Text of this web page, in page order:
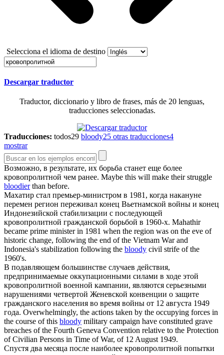
Selecciona el idioma de destino
Descargar traductor
Traductor, diccionario y libro de frases, más de 20 lenguas,
traducciones seleccionadas.
Traducciones: todos29 bloody25 otras traducciones4
mostrar
Возможно, в результате, их борьба станет еще более
кровопролитной чем ранее. Maybe this will make their struggle
bloodierthan before.
Махатир стал премьер-министром в 1981, когда накануне
перемен регион переживал конец Вьетнамской войны и конец
Индонезийской стабилизации с последующей
кровопролитной гражданской борьбой в 1960-х. Mahathir
became prime minister in 1981 when the region was on the eve of
historic change, following the end of the Vietnam War and
Indonesia's stabilization following the bloody civil strife of the
1960's.
В подавляющем большинстве случаев действия,
предпринимаемые оккупационными силами в ходе этой
кровопролитной военной кампании, являются серьезными
нарушениями четвертой Женевской конвенции о защите
гражданского населения во время войны от 12 августа 1949
года. Overwhelmingly, the actions taken by the occupying forces in
the course of this bloody military campaign have constituted grave
breaches of the Fourth Geneva Convention relative to the Protection
of Civilian Persons in Time of War, of 12 August 1949.
Спустя два месяца после наиболее кровопролитной попытки